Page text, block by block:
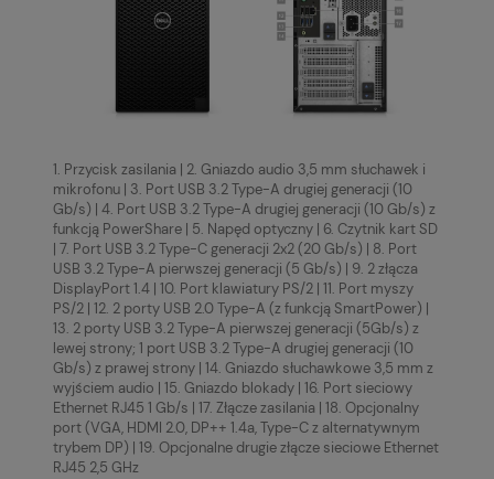
1. Przycisk zasilania | 2. Gniazdo audio 3,5 mm słuchawek i
mikrofonu | 3. Port USB 3.2 Type-A drugiej generacji (10
Gb/s) | 4. Port USB 3.2 Type-A drugiej generacji (10 Gb/s) z
funkcją PowerShare | 5. Napęd optyczny | 6. Czytnik kart SD
| 7. Port USB 3.2 Type-C generacji 2x2 (20 Gb/s) | 8. Port
USB 3.2 Type-A pierwszej generacji (5 Gb/s) | 9. 2 złącza
DisplayPort 1.4 | 10. Port klawiatury PS/2 | 11. Port myszy
PS/2 | 12. 2 porty USB 2.0 Type-A (z funkcją SmartPower) |
13. 2 porty USB 3.2 Type-A pierwszej generacji (5Gb/s) z
lewej strony; 1 port USB 3.2 Type-A drugiej generacji (10
Gb/s) z prawej strony | 14. Gniazdo słuchawkowe 3,5 mm z
wyjściem audio | 15. Gniazdo blokady | 16. Port sieciowy
Ethernet RJ45 1 Gb/s | 17. Złącze zasilania | 18. Opcjonalny
port (VGA, HDMI 2.0, DP++ 1.4a, Type-C z alternatywnym
trybem DP) | 19. Opcjonalne drugie złącze sieciowe Ethernet
RJ45 2,5 GHz